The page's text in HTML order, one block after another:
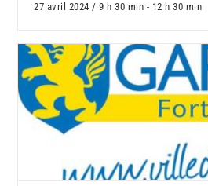
27 avril 2024 / 9 h 30 min - 12 h 30 min